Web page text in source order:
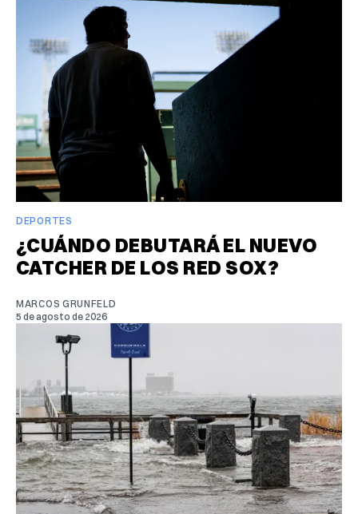
DEPORTES
¿CUÁNDO DEBUTARÁ EL NUEVO
CATCHER DE LOS RED SOX?
MARCOS GRUNFELD
5 de agosto de 2026